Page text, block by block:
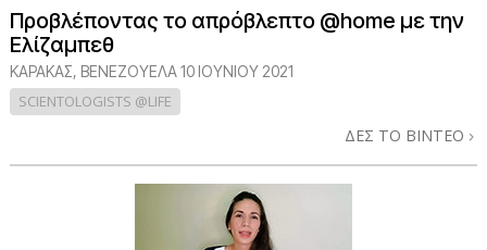
Προβλέποντας το απρόβλεπτο @home με την
Ελίζαμπεθ
ΚΑΡΑΚΑΣ, ΒΕΝΕΖΟΥΕΛΑ10 ΙΟΥΝΙΟΥ 2021
SCIENTOLOGISTS @LIFE
ΔΕΣ ΤΟ ΒΙΝΤΕΟ